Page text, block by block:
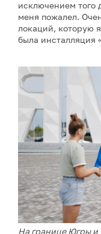
исключением того
меня пожалел.
локаций, которую
была инсталляция
На границе Югры и